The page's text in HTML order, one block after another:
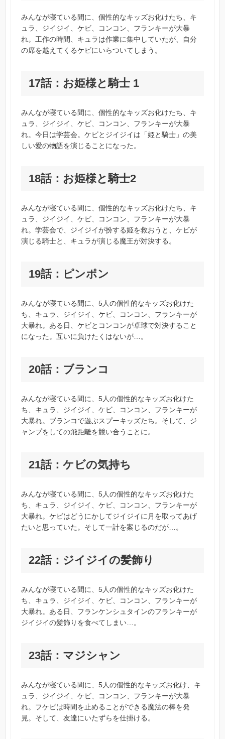
みんなが寝ている間に、個性的なキッズお化けたち、キ
ュラ、ジイジイ、ケビ、コンコン、フランキーが大暴
れ。工作の時間、キュラは作業に集中していたが、自分
の席を越えてくるケビにいらついてしまう。
17話：お姫様と騎士 1
みんなが寝ている間に、個性的なキッズお化けたち、キ
ュラ、ジイジイ、ケビ、コンコン、フランキーが大暴
れ。今日は学芸会。ケビとジイジイは「姫と騎士」の美
しい愛の物語を演じることになった。
18話：お姫様と騎士2
みんなが寝ている間に、個性的なキッズお化けたち、キ
ュラ、ジイジイ、ケビ、コンコン、フランキーが大暴
れ。学芸会で、ジイジイが扮する姫を救おうと、ケビが
演じる騎士と、キュラが演じる魔王が対決する。
19話：ピンポン
みんなが寝ている間に、5人の個性的なキッズお化けた
ち、キュラ、ジイジイ、ケビ、コンコン、フランキーが
大暴れ。ある日、ケビとコンコンが卓球で対決すること
になった。互いに負けたくはないが…。
20話：ブランコ
みんなが寝ている間に、5人の個性的なキッズお化けた
ち、キュラ、ジイジイ、ケビ、コンコン、フランキーが
大暴れ。ブランコで遊ぶスプーキッズたち。そして、ジ
ャンプをしての飛距離を競い合うことに。
21話：ケビの気持ち
みんなが寝ている間に、5人の個性的なキッズお化けた
ち、キュラ、ジイジイ、ケビ、コンコン、フランキーが
大暴れ。ケビはどうにかしてジイジイに月を取ってあげ
たいと思っていた。そして一計を案じるのだが…。
22話：ジイジイの髪飾り
みんなが寝ている間に、5人の個性的なキッズお化けた
ち、キュラ、ジイジイ、ケビ、コンコン、フランキーが
大暴れ。ある日、フランケンシュタインのフランキーが
ジイジイの髪飾りを食べてしまい…。
23話：マジシャン
みんなが寝ている間に、5人の個性的なキッズお化け、キ
ュラ、ジイジイ、ケビ、コンコン、フランキーが大暴
れ。フケビは時間を止めることができる魔法の棒を発
見。そして、友達にいたずらを仕掛ける。